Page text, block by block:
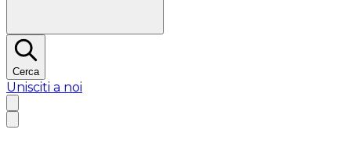
Cerca
Unisciti a noi